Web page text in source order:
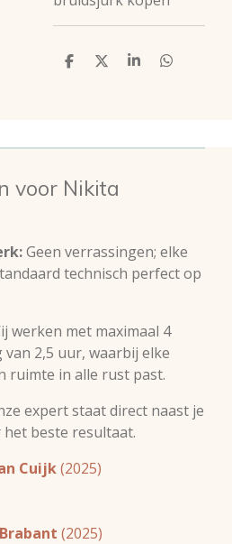
D
D
S
D
voor Nikita
Geen verrassingen; elke
technisch perfect op
werken met maximaal 4
2,5 uur, waarbij elke
ruimte in alle rust past.
expert staat direct naast je
beste resultaat.
Cuijk(2025)
(2025)